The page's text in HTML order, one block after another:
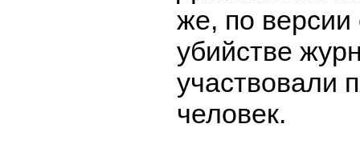
же, по версии
убийстве
участвовали
человек.